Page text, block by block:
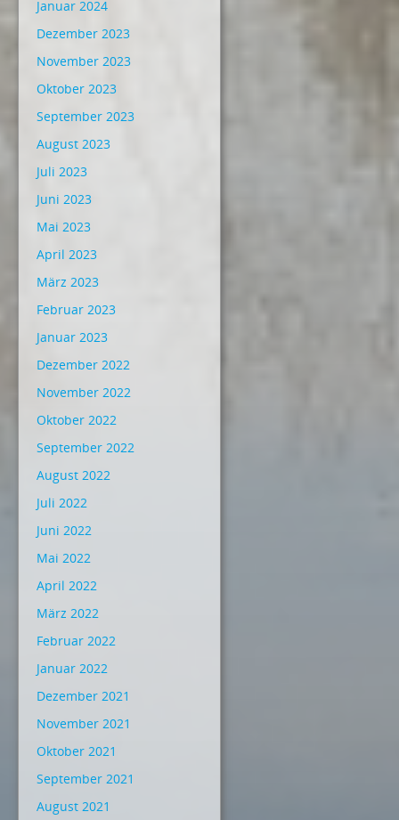
Januar 2024
Dezember 2023
November 2023
Oktober 2023
September 2023
August 2023
Juli 2023
Juni 2023
Mai 2023
April 2023
März 2023
Februar 2023
Januar 2023
Dezember 2022
November 2022
Oktober 2022
September 2022
August 2022
Juli 2022
Juni 2022
Mai 2022
April 2022
März 2022
Februar 2022
Januar 2022
Dezember 2021
November 2021
Oktober 2021
September 2021
August 2021